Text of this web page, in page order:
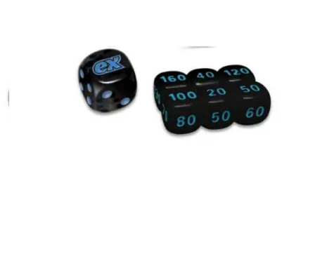
€2.99